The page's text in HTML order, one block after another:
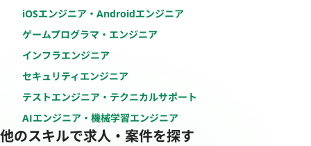
iOSエンジニア・Androidエンジニア
ゲームプログラマ・エンジニア
インフラエンジニア
セキュリティエンジニア
テストエンジニア・テクニカルサポート
AIエンジニア・機械学習エンジニア
他のスキルで求人・案件を探す